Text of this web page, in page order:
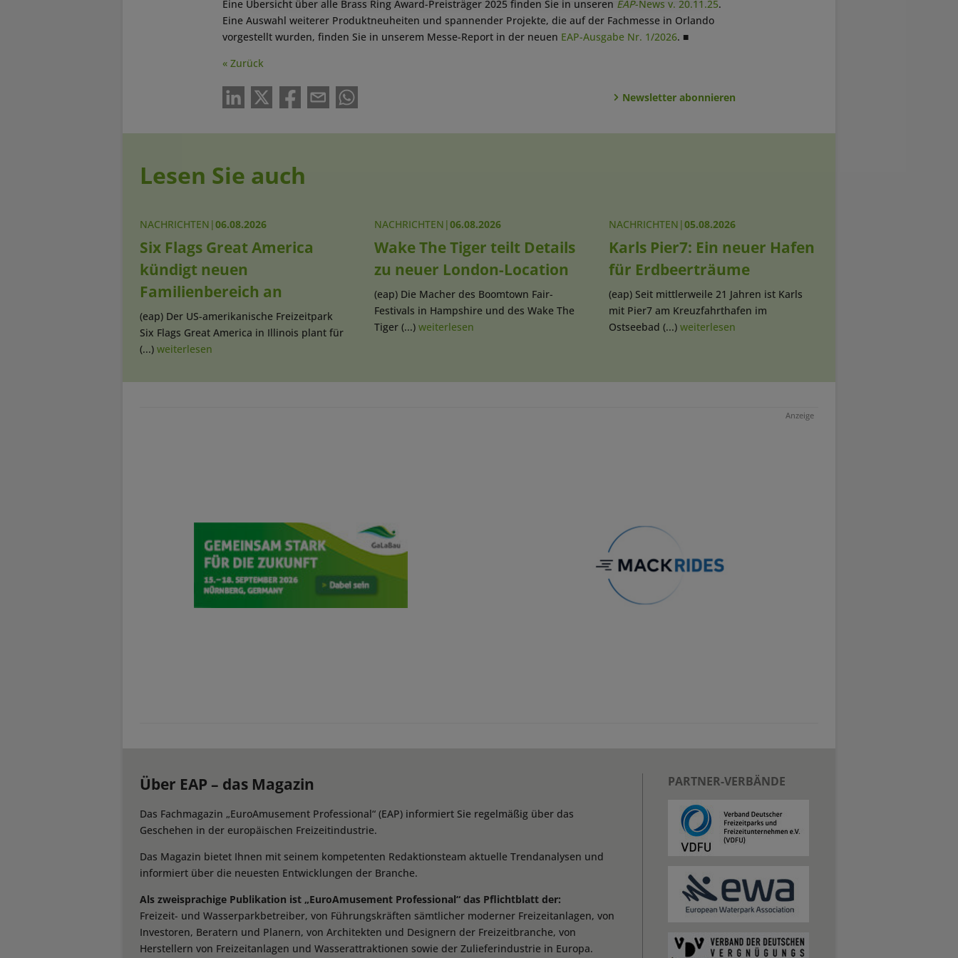
Eine Übersicht über alle Brass Ring Award-Preisträger 2025 finden Sie in unserenEAP-News v. 20.11.25.
Eine Auswahl weiterer Produktneuheiten und spannender Projekte, die auf der Fachmesse in Orlando
vorgestellt wurden, finden Sie in unserem Messe-Report in der neuen EAP-Ausgabe Nr. 1/2026. ■
« Zurück
Newsletter abonnieren
Lesen Sie auch
NACHRICHTEN |06.08.2026
Six Flags Great America
kündigt neuen
Familienbereich an
(eap) Der US-amerikanische Freizeitpark
Six Flags Great America in Illinois plant für
(...) weiterlesen
NACHRICHTEN |06.08.2026
Wake The Tiger teilt Details
zu neuer London-Location
(eap) Die Macher des Boomtown Fair-
Festivals in Hampshire und des Wake The
Tiger (...) weiterlesen
NACHRICHTEN |05.08.2026
Karls Pier7: Ein neuer Hafen
für Erdbeerträume
(eap) Seit mittlerweile 21 Jahren ist Karls
mit Pier7 am Kreuzfahrthafen im
Ostseebad (...) weiterlesen
Anzeige
Über EAP – das Magazin
Das Fachmagazin „EuroAmusement Professional“ (EAP) informiert Sie regelmäßig über das
Geschehen in der europäischen Freizeitindustrie.
Das Magazin bietet Ihnen mit seinem kompetenten Redaktionsteam aktuelle Trendanalysen und
informiert über die neuesten Entwicklungen der Branche.
Als zweisprachige Publikation ist „EuroAmusement Professional“ das Pflichtblatt der:
Freizeit- und Wasserparkbetreiber, von Führungskräften sämtlicher moderner Freizeitanlagen, von
Investoren, Beratern und Planern, von Architekten und Designern der Freizeitbranche, von
Herstellern von Freizeitanlagen und Wasserattraktionen sowie der Zulieferindustrie in Europa.
PARTNER-VERBÄNDE